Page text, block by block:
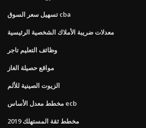
تسهيل سعر السوق cba
معدلات ضريبة الأملاك الشخصية الرئيسية
وظائف التعليم تاجر
مواقع حصيلة الغاز
الزيوت الصينية للألم
مخطط معدل الأساس ecb
مخطط ثقة المستهلك 2019